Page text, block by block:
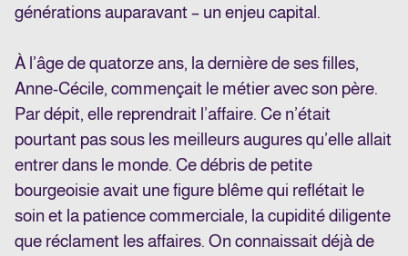
générations auparavant – un enjeu capital.
À l’âge de quatorze ans, la dernière de ses filles,
Anne-Cécile, commençait le métier avec son père.
Par dépit, elle reprendrait l’affaire. Ce n’était
pourtant pas sous les meilleurs augures qu’elle allait
entrer dans le monde. Ce débris de petite
bourgeoisie avait une figure blême qui reflétait le
soin et la patience commerciale, la cupidité diligente
que réclament les affaires. On connaissait déjà de